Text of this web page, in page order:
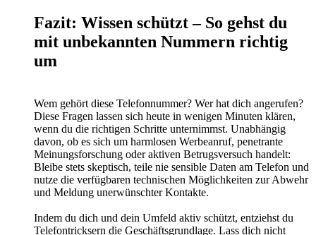
Fazit: Wissen schützt – So gehst du
mit unbekannten Nummern richtig
um
Wem gehört diese Telefonnummer? Wer hat dich angerufen?
Diese Fragen lassen sich heute in wenigen Minuten klären,
wenn du die richtigen Schritte unternimmst. Unabhängig
davon, ob es sich um harmlosen Werbeanruf, penetrante
Meinungsforschung oder aktiven Betrugsversuch handelt:
Bleibe stets skeptisch, teile nie sensible Daten am Telefon und
nutze die verfügbaren technischen Möglichkeiten zur Abwehr
und Meldung unerwünschter Kontakte.
Indem du dich und dein Umfeld aktiv schützt, entziehst du
Telefontricksern die Geschäftsgrundlage. Lass dich nicht